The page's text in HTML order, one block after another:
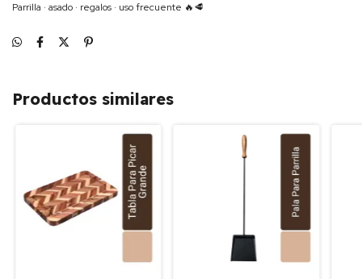
Parrilla · asado · regalos · uso frecuente 🔥🥩
Productos similares